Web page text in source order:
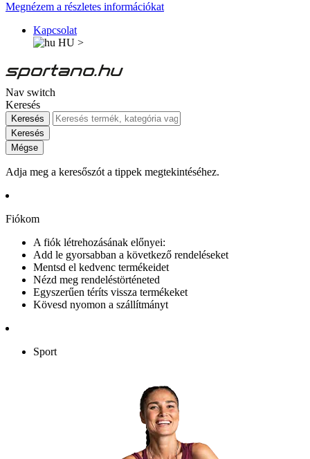
Megnézem a részletes információkat
Kapcsolat
HU >
Nav switch
Keresés
Keresés
Keresés
Mégse
Adja meg a keresőszót a tippek megtekintéséhez.
Fiókom
A fiók létrehozásának előnyei:
Add le gyorsabban a következő rendeléseket
Mentsd el kedvenc termékeidet
Nézd meg rendeléstörténeted
Egyszerűen téríts vissza termékeket
Kövesd nyomon a szállítmányt
Sport